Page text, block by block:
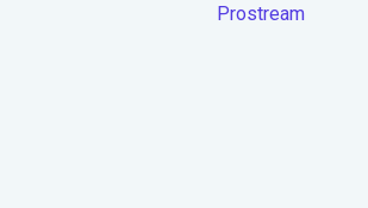
Aan de slag met
Prostream